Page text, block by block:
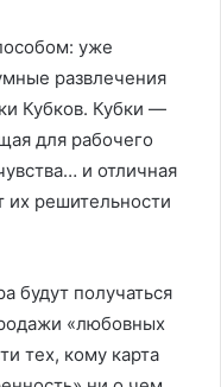
уже
развлечения
Кубков. Кубки —
для рабочего
и отличная
их решительности
будут получаться
«любовных
тех, кому карта